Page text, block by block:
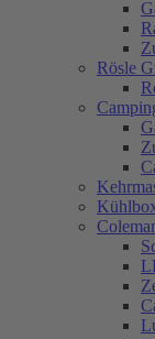
Rösle